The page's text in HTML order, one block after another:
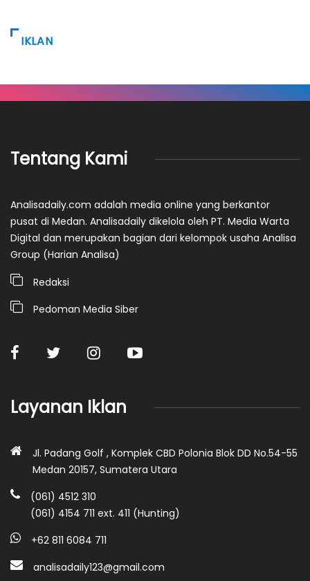
IKLAN
Tentang Kami
Analisadaily.com adalah media online yang berkantor
pusat di Medan. Analisadaily dikelola oleh PT. Media Warta
Digital dan merupakan bagian dari kelompok usaha Analisa
Group (Harian Analisa)
Redaksi
Pedoman Media Siber
Layanan Iklan
Jl. Padang Golf , Komplek CBD Polonia Blok DD No.54-55
Medan 20157, Sumatera Utara
(061) 4512 310
(061) 4154 711 ext. 411 (Hunting)
+62 811 6084 711
analisadaily123@gmail.com